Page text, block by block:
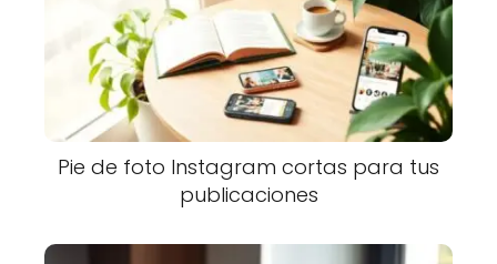
Pie de foto Instagram cortas para tus
publicaciones